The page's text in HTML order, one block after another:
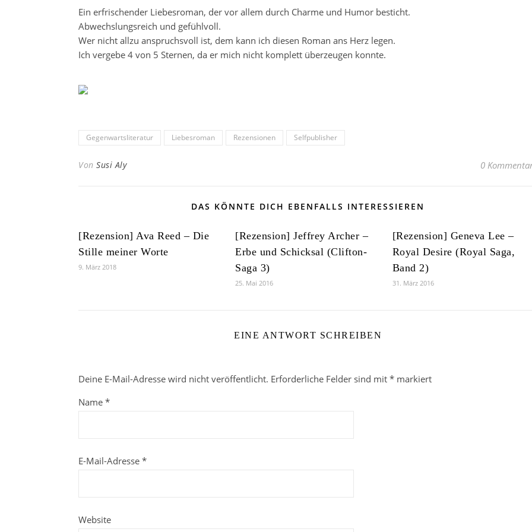
Ein erfrischender Liebesroman, der vor allem durch Charme und Humor besticht.
Abwechslungsreich und gefühlvoll.
Wer nicht allzu anspruchsvoll ist, dem kann ich diesen Roman ans Herz legen.
Ich vergebe 4 von 5 Sternen, da er mich nicht komplett überzeugen konnte.
Gegenwartsliteratur Liebesroman Rezensionen Selfpublisher
Von Susi Aly 0
DAS KÖNNTE DICH EBENFALLS INTERESSIEREN
[Rezension] Ava Reed – Die
Stille meiner Worte
9. März 2018
[Rezension] Jeffrey Archer –
Erbe und Schicksal (Clifton-
Saga 3)
25. Mai 2016
[Rezension] Geneva Lee –
Royal Desire (Royal Saga,
Band 2)
31. März 2016
EINE ANTWORT SCHREIBEN
Deine E-Mail-Adresse wird nicht veröffentlicht. Erforderliche Felder sind mit * markiert
Name *
E-Mail-Adresse *
Website